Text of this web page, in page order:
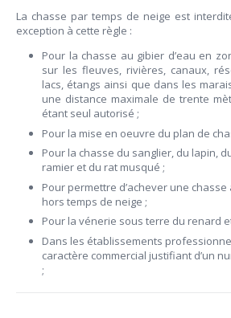
La chasse par temps de neige est
exception à cette règle :
Pour la chasse au gibier d’eau en
sur les fleuves, rivières, canaux,
lacs, étangs ainsi que dans les
une distance maximale de trente
étant seul autorisé ;
Pour la mise en oeuvre du plan de
Pour la chasse du sanglier, du lapin,
ramier et du rat musqué ;
Pour permettre d’achever une
hors temps de neige ;
Pour la vénerie sous terre du renard
Dans les établissements
caractère commercial justifiant d’un
;